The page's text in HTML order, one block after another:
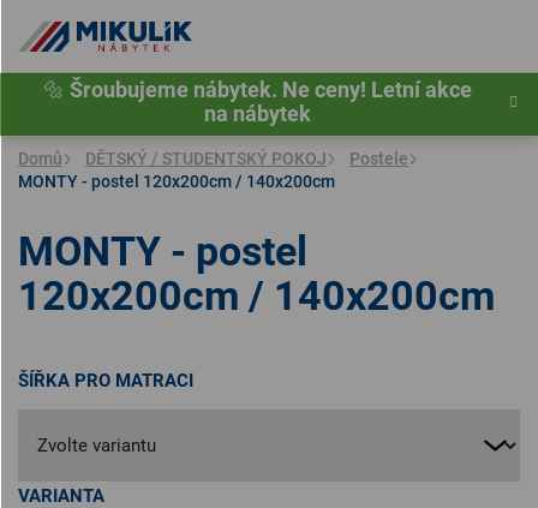
obsah
🔩 Šroubujeme nábytek. Ne ceny! Letní akce
na nábytek
Domů DĚTSKÝ / STUDENTSKÝ POKOJ
Postele
MONTY - postel 120x200cm / 140x200cm
ŠÍŘKA PRO MATRACI
VARIANTA
MONTY - postel
120x200cm / 140x200cm